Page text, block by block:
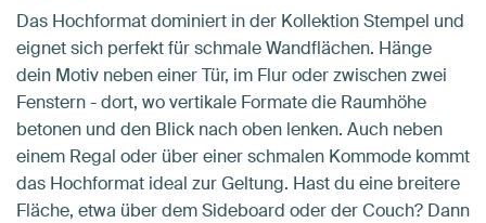
Das Hochformat dominiert in der Kollektion Stempel und
eignet sich perfekt für schmale Wandflächen. Hänge
dein Motiv neben einer Tür, im Flur oder zwischen zwei
Fenstern - dort, wo vertikale Formate die Raumhöhe
betonen und den Blick nach oben lenken. Auch neben
einem Regal oder über einer schmalen Kommode kommt
das Hochformat ideal zur Geltung. Hast du eine breitere
Fläche, etwa über dem Sideboard oder der Couch? Dann